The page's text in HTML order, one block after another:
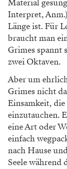
Material
Interpret,
Länge ist. Für
braucht man
Grimes spannt
zwei Oktaven.
Aber um
Grimes nicht
Einsamkeit,
einzutauchen.
eine Art oder
einfach
nach Hause
Seele während